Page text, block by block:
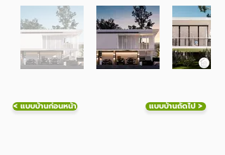
< แบบบ้านก่อนหน้า แบบบ้านถัดไป >